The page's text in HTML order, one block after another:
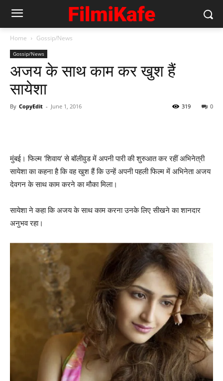
Home Gossip/News
Gossip/News
अजय के साथ काम कर खुश हैं
सायेशा
By CopyEdit - June 1, 2016 0
319
मुंबई। फिल्म ‘शिवाय’ से बॉलीवुड में अपनी पारी की शुरुआत कर रहीं अभिनेत्री
सायेशा का कहना है कि वह खुश हैं कि उन्हें अपनी पहली फिल्म में अभिनेता अजय
देवगन के साथ काम करने का मौका मिला।
सायेशा ने कहा कि अजय के साथ काम करना उनके लिए सीखने का शानदार
अनुभव रहा।